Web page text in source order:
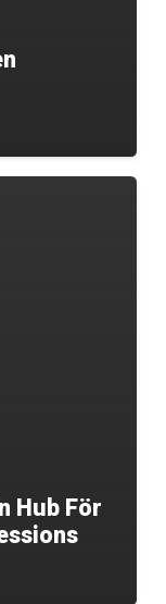
Hub För